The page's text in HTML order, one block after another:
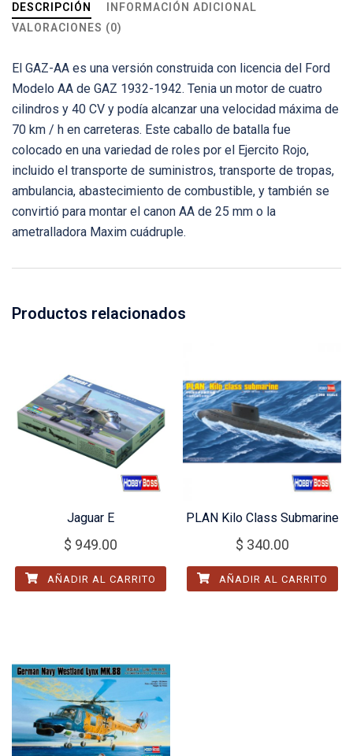
DESCRIPCIÓN
INFORMACIÓN ADICIONAL
VALORACIONES (0)
El GAZ-AA es una versión construida con licencia del Ford
Modelo AA de GAZ 1932-1942. Tenia un motor de cuatro
cilindros y 40 CV y podía alcanzar una velocidad máxima de
70 km / h en carreteras. Este caballo de batalla fue
colocado en una variedad de roles por el Ejercito Rojo,
incluido el transporte de suministros, transporte de tropas,
ambulancia, abastecimiento de combustible, y también se
convirtió para montar el canon AA de 25 mm o la
ametralladora Maxim cuádruple.
Productos relacionados
Jaguar E
$ 949.00
AÑADIR AL CARRITO
PLAN Kilo Class Submarine
$ 340.00
AÑADIR AL CARRITO